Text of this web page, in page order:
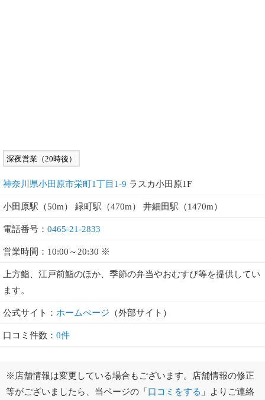
深夜営業（20時後）
神奈川県小田原市栄町1丁目1-9 ラスカ小田原1F
小田原駅（50m） 緑町駅（470m） 井細田駅（1470m）
電話番号： 0465-21-2833
営業時間：10:00～20:30 ※
上方鮨、江戸前鮨のほか、季節の弁当やおむすび等を提供してい
ます。
公式サイト： ホームぺージ （外部サイト）
口コミ件数： 0件
※店舗情報は変更している場合もございます。店舗情報の修正
等がございましたら、当ページの「口コミをする 」よりご連絡